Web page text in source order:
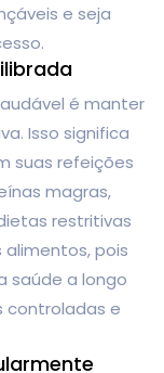
​​e seja
é manter
Isso significa
suas refeições
magras,
restritivas
pois
saúde a longo
controladas e